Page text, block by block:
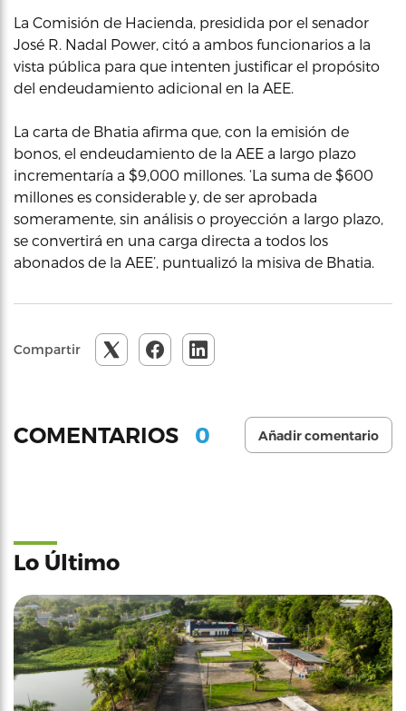
La Comisión de Hacienda, presidida por el senador
José R. Nadal Power, citó a ambos funcionarios a la
vista pública para que intenten justificar el propósito
del endeudamiento adicional en la AEE.
La carta de Bhatia afirma que, con la emisión de
bonos, el endeudamiento de la AEE a largo plazo
incrementaría a $9,000 millones. ‘La suma de $600
millones es considerable y, de ser aprobada
someramente, sin análisis o proyección a largo plazo,
se convertirá en una carga directa a todos los
abonados de la AEE’, puntualizó la misiva de Bhatia.
Compartir
COMENTARIOS 0 Añadir comentario
Lo Último